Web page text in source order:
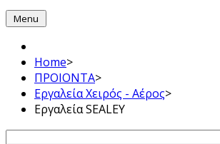
Menu
Home>
ΠΡΟΙΟΝΤΑ>
Εργαλεία Χειρός - Αέρος>
Εργαλεία SEALEY